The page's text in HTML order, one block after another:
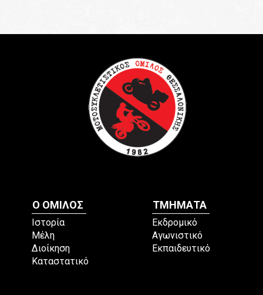
Ο ΟΜΙΛΟΣ
Ιστορία
Μέλη
Διοίκηση
Καταστατικό
ΤΜΗΜΑΤΑ
Εκδρομικό
Αγωνιστικό
Εκπαιδευτικό